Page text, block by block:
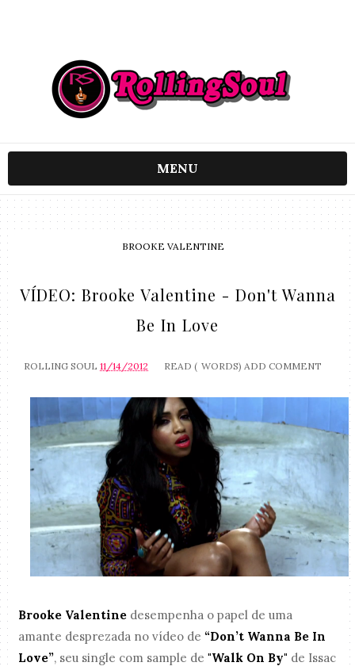
MENU
BROOKE VALENTINE
VÍDEO: Brooke Valentine - Don't Wanna
Be In Love
ROLLING SOUL 11/14/2012 READ ( WORDS) ADD COMMENT
Brooke Valentine desempenha o papel de uma
amante desprezada no vídeo de “Don’t Wanna Be In
Love”, seu single com sample de"Walk On By" de Issac